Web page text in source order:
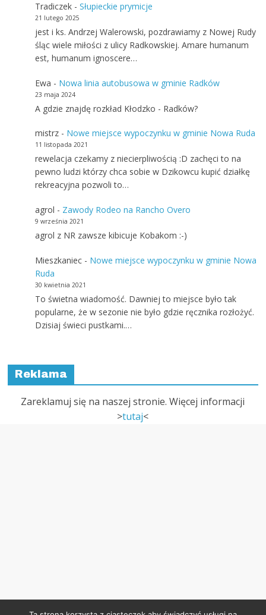
Tradiczek- Słupieckie prymicje
21 lutego 2025
jest i ks. Andrzej Walerowski, pozdrawiamy z Nowej Rudy
śląc wiele miłości z ulicy Radkowskiej. Amare humanum
est, humanum ignoscere…
Ewa - Nowa linia autobusowa w gminie Radków
23 maja 2024
A gdzie znajdę rozkład Kłodzko - Radków?
mistrz- Nowe miejsce wypoczynku w gminie Nowa Ruda
11 listopada 2021
rewelacja czekamy z niecierpliwością :D zachęci to na
pewno ludzi którzy chca sobie w Dzikowcu kupić działkę
rekreacyjna pozwoli to…
agrol - Zawody Rodeo na Rancho Overo
9 września 2021
agrol z NR zawsze kibicuje Kobakom :-)
Mieszkaniec- Nowe miejsce wypoczynku w gminie Nowa
Ruda
30 kwietnia 2021
To świetna wiadomość. Dawniej to miejsce było tak
popularne, że w sezonie nie było gdzie ręcznika rozłożyć.
Dzisiaj świeci pustkami.…
Reklama
Zareklamuj się na naszej stronie. Więcej informacji
>tutaj<